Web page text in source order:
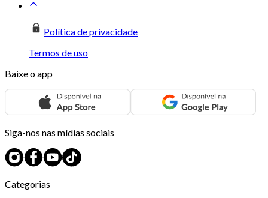
Política de privacidade
Termos de uso
Baixe o app
Siga-nos nas mídias sociais
Categorias